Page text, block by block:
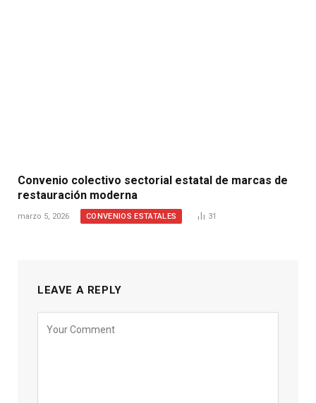
Convenio colectivo sectorial estatal de marcas de
restauración moderna
marzo 5, 2026 CONVENIOS ESTATALES 31
LEAVE A REPLY